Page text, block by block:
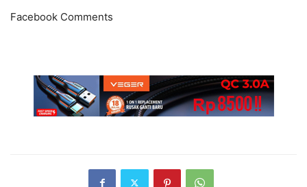
Facebook Comments